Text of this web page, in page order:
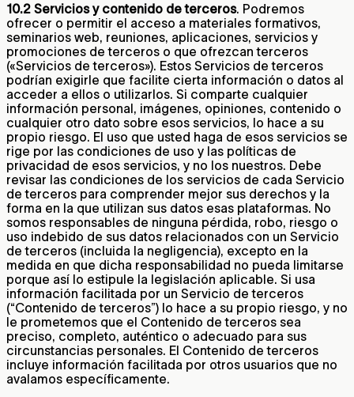
10.2 Servicios y contenido de terceros. Podremos
ofrecer o permitir el acceso a materiales formativos,
seminarios web, reuniones, aplicaciones, servicios y
promociones de terceros o que ofrezcan terceros
(«Servicios de terceros»). Estos Servicios de terceros
podrían exigirle que facilite cierta información o datos al
acceder a ellos o utilizarlos. Si comparte cualquier
información personal, imágenes, opiniones, contenido o
cualquier otro dato sobre esos servicios, lo hace a su
propio riesgo. El uso que usted haga de esos servicios se
rige por las condiciones de uso y las políticas de
privacidad de esos servicios, y no los nuestros. Debe
revisar las condiciones de los servicios de cada Servicio
de terceros para comprender mejor sus derechos y la
forma en la que utilizan sus datos esas plataformas. No
somos responsables de ninguna pérdida, robo, riesgo o
uso indebido de sus datos relacionados con un Servicio
de terceros (incluida la negligencia), excepto en la
medida en que dicha responsabilidad no pueda limitarse
porque así lo estipule la legislación aplicable. Si usa
información facilitada por un Servicio de terceros
(“Contenido de terceros”) lo hace a su propio riesgo, y no
le prometemos que el Contenido de terceros sea
preciso, completo, auténtico o adecuado para sus
circunstancias personales. El Contenido de terceros
incluye información facilitada por otros usuarios que no
avalamos específicamente.